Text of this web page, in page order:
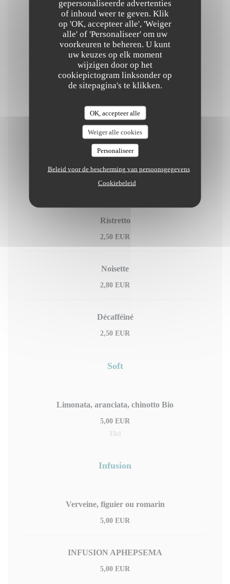
gepersonaliseerde advertenties
of inhoud weer te geven. Klik
op 'OK, accepteer alle', 'Weiger
alle' of 'Personaliseer' om uw
voorkeuren te beheren. U kunt
uw keuzes op elk moment
wijzigen door op het
cookiepictogram linksonder op
de sitepagina's te klikken.
OK, accepteer alle
Weiger alle cookies
Personaliseer
Beleid voor de bescherming van persoonsgegevens
Cookiebeleid
Limoncello
6,00 EUR
Amaretto
Grappa
6,00 EUR
Cafe
Ristretto
2,50 EUR
Noisette
2,80 EUR
Décafféiné
2,50 EUR
Soft
Limonata, aranciata, chinotto Bio
5,00 EUR
33cl
Infusion
Verveine, figuier ou romarin
5,00 EUR
INFUSION APHEPSEMA
5,00 EUR